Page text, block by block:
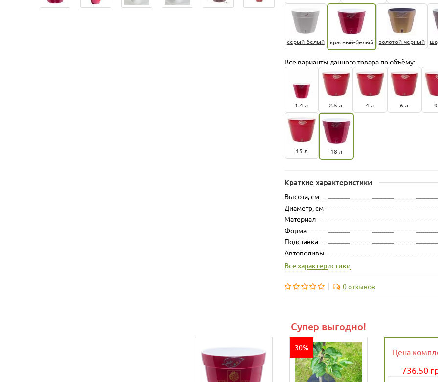
серый-белый красный-белый золотой-черный
Все варианты данного товара по объёму:
1.4 л 2.5 л 4 л 6 л
15 л 18 л
Краткие характеристики
Высота, см
Диаметр, см
Материал
Форма
Подставка
Автополивы
Все характеристики
0 отзывов
Супер выгодно!
30% Цена
736.50